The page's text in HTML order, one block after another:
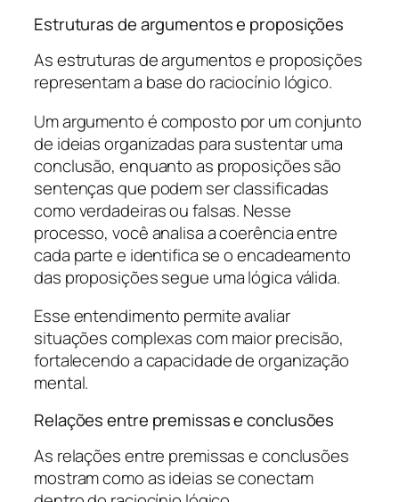
Estruturas de argumentos e proposições
As estruturas de argumentos e proposições
representam a base do raciocínio lógico.
Um argumento é composto por um conjunto
de ideias organizadas para sustentar uma
conclusão, enquanto as proposições são
sentenças que podem ser classificadas
como verdadeiras ou falsas. Nesse
processo, você analisa a coerência entre
cada parte e identifica se o encadeamento
das proposições segue uma lógica válida.
Esse entendimento permite avaliar
situações complexas com maior precisão,
fortalecendo a capacidade de organização
mental.
Relações entre premissas e conclusões
As relações entre premissas e conclusões
mostram como as ideias se conectam